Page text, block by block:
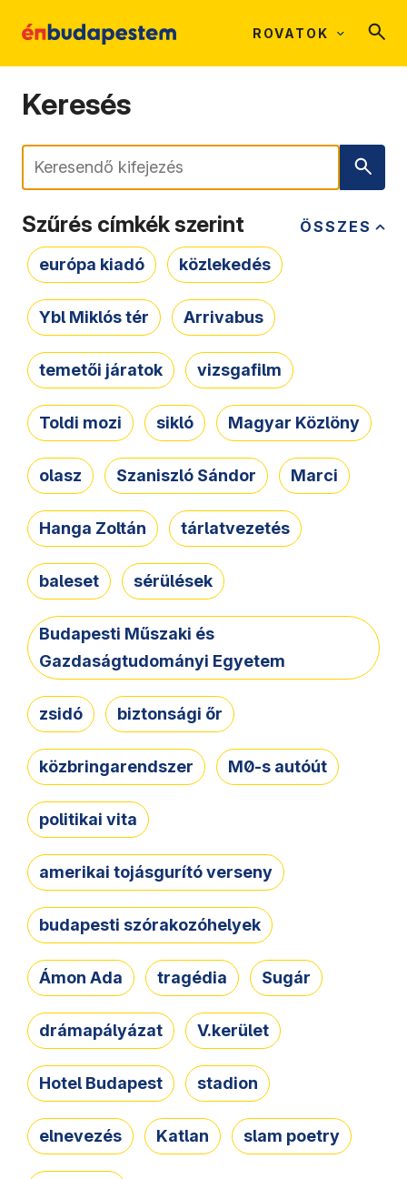
ROVATOK
Keresés
Keresés
ÖSSZES
Szűrés címkék szerint
európa kiadó közlekedés
Ybl Miklós tér Arrivabus
temetői járatok vizsgafilm
Toldi mozi sikló Magyar Közlöny
olasz Szaniszló Sándor Marci
Hanga Zoltán tárlatvezetés
baleset sérülések
Budapesti Műszaki és
Gazdaságtudományi Egyetem
zsidó biztonsági őr
közbringarendszer M0-s autóút
politikai vita
amerikai tojásgurító verseny
budapesti szórakozóhelyek
Ámon Ada tragédia Sugár
drámapályázat V.kerület
Hotel Budapest stadion
elnevezés Katlan slam poetry